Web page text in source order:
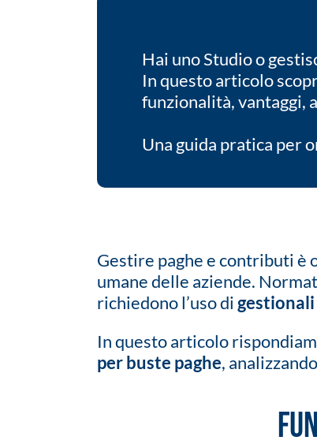
Hai uno Studio o
In questo articolo
funzionalità, vantaggi,
Una guida pratica per
Gestire paghe e contributi è
umane delle aziende.
richiedono l’uso di gestionali
In questo articolo
per buste paghe,